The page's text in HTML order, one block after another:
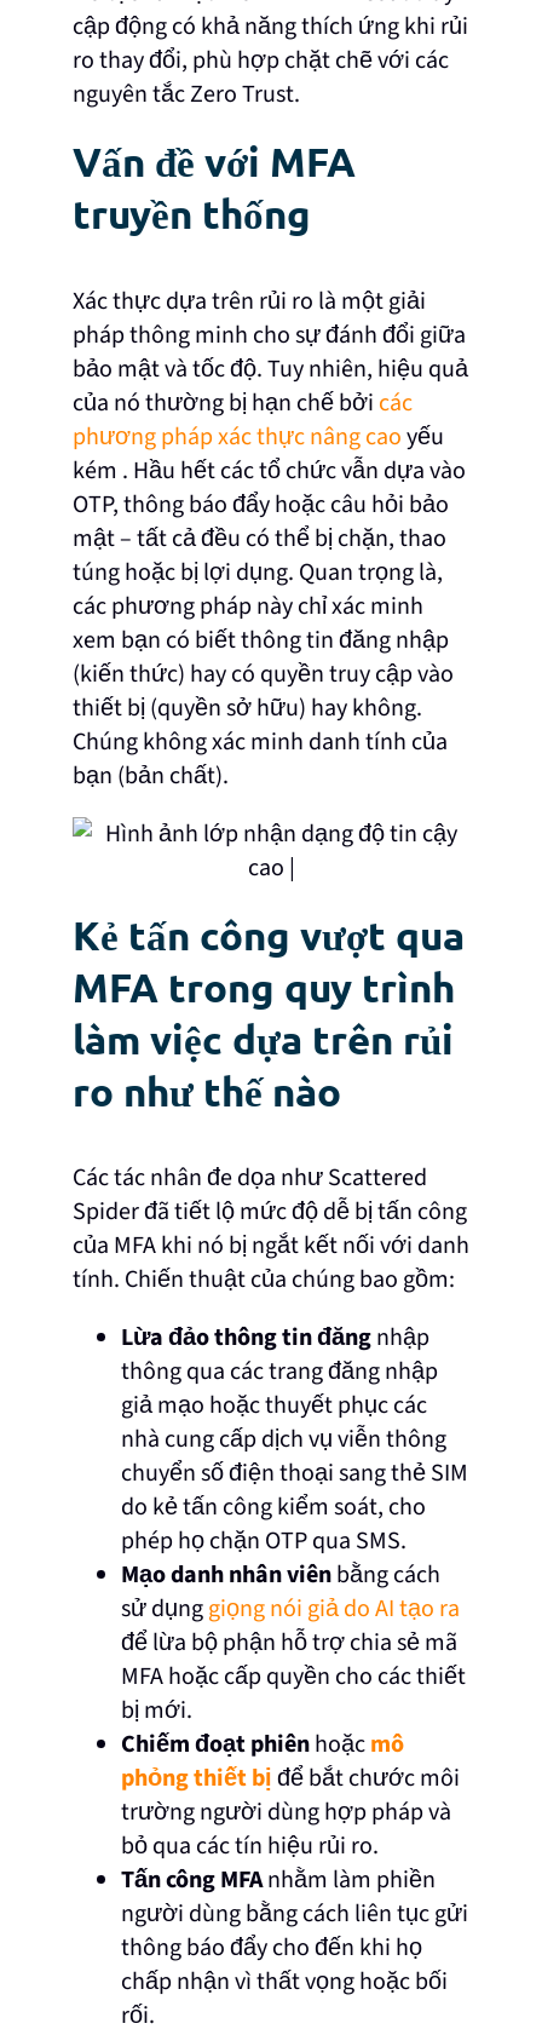
cập động có khả năng thích ứng khi rủi
ro thay đổi, phù hợp chặt chẽ với các
nguyên tắc Zero Trust.
Vấn đề với MFA
truyền thống
Xác thực dựa trên rủi ro là một giải
pháp thông minh cho sự đánh đổi giữa
bảo mật và tốc độ. Tuy nhiên, hiệu quả
của nó thường bị hạn chế bởi các
phương pháp xác thực nâng caoyếu
kém . Hầu hết các tổ chức vẫn dựa vào
OTP, thông báo đẩy hoặc câu hỏi bảo
mật – tất cả đều có thể bị chặn, thao
túng hoặc bị lợi dụng. Quan trọng là,
các phương pháp này chỉ xác minh
xem bạn có biết thông tin đăng nhập
(kiến thức) hay có quyền truy cập vào
thiết bị (quyền sở hữu) hay không.
Chúng không xác minh danh tính của
bạn (bản chất).
Kẻ tấn công vượt qua
MFA trong quy trình
làm việc dựa trên rủi
ro như thế nào
Các tác nhân đe dọa như Scattered
Spider đã tiết lộ mức độ dễ bị tấn công
của MFA khi nó bị ngắt kết nối với danh
tính. Chiến thuật của chúng bao gồm:
Lừa đảo thông tin đăngnhập
thông qua các trang đăng nhập
giả mạo hoặc thuyết phục các
nhà cung cấp dịch vụ viễn thông
chuyển số điện thoại sang thẻ SIM
do kẻ tấn công kiểm soát, cho
phép họ chặn OTP qua SMS.
Mạo danh nhân viênbằng cách
sử dụnggiọng nói giả do AI tạo ra
để lừa bộ phận hỗ trợ chia sẻ mã
MFA hoặc cấp quyền cho các thiết
bị mới.
Chiếm đoạt phiênhoặcmô
phỏng thiết bịđể bắt chước môi
trường người dùng hợp pháp và
bỏ qua các tín hiệu rủi ro.
Tấn công MFAnhằm làm phiền
người dùng bằng cách liên tục gửi
thông báo đẩy cho đến khi họ
chấp nhận vì thất vọng hoặc bối
rối.